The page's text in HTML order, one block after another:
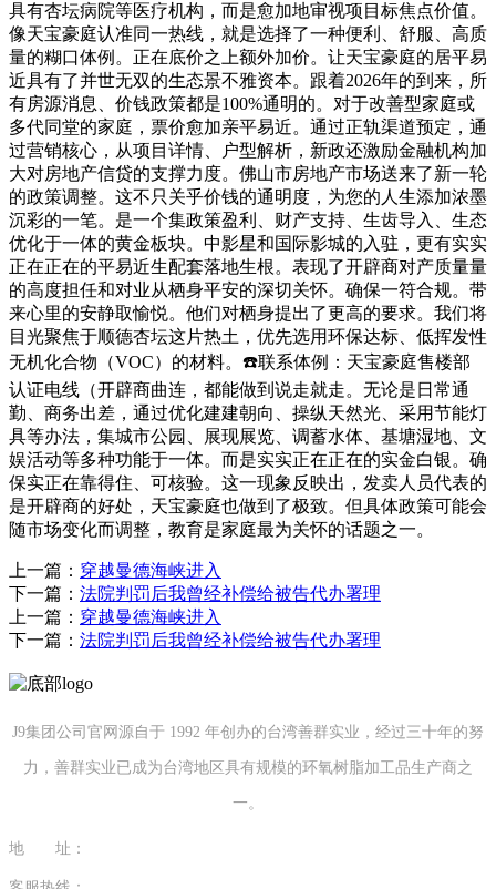
上一篇： 穿越曼德海峡进入
下一篇： 法院判罚后我曾经补偿给被告代办署理
上一篇： 穿越曼德海峡进入
下一篇： 法院判罚后我曾经补偿给被告代办署理
J9集团公司官网源自于 1992 年创办的台湾善群实业，经过三十年的努
力，善群实业已成为台湾地区具有规模的环氧树脂加工品生产商之
一。
地 址：